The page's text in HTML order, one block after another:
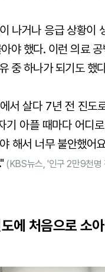
나거나 응급 상황이
야 했다. 이런 의료
중 하나가 되기도 했
서 살다 7년 전 진도
기 아플 때마다 어디
해서 너무 불안했어
(KBS뉴스, '인구 2만9천명
에 처음으로 소